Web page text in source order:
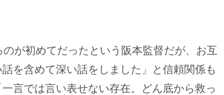
が初めてだったという阪本監督だが、お互
を含めて深い話をしました」と信頼関係も
言では言い表せない存在。どん底から救っ